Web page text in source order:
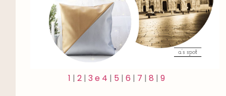
1 |2 |3 e 4 | 5 |6 | 7 |8 |9